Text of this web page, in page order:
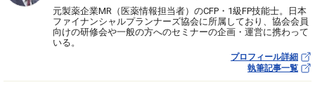
元製薬企業MR（医薬情報担当者）のCFP・1級FP技能士。日本
ファイナンシャルプランナーズ協会に所属しており、協会会員
向けの研修会や一般の方へのセミナーの企画・運営に携わって
いる。
プロフィール詳細
執筆記事一覧